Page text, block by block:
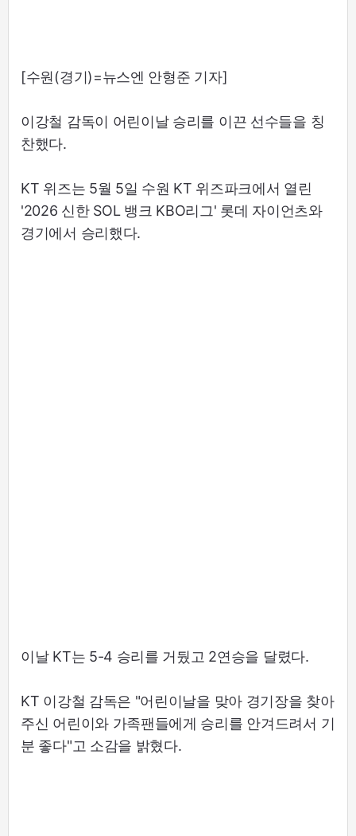
[수원(경기)=뉴스엔 안형준 기자]
이강철 감독이 어린이날 승리를 이끈 선수들을 칭
찬했다.
KT 위즈는 5월 5일 수원 KT 위즈파크에서 열린
'2026 신한 SOL 뱅크 KBO리그' 롯데 자이언츠와
경기에서 승리했다.
이날 KT는 5-4 승리를 거뒀고 2연승을 달렸다.
KT 이강철 감독은 "어린이날을 맞아 경기장을 찾아
주신 어린이와 가족팬들에게 승리를 안겨드려서 기
분 좋다"고 소감을 밝혔다.